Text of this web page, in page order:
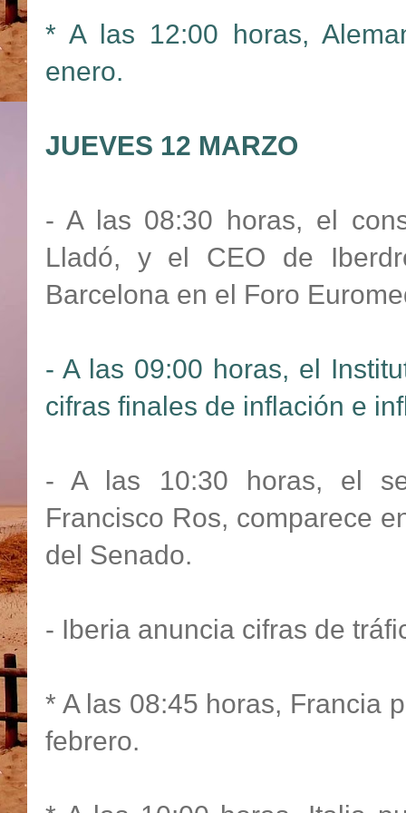
* A las 12:00 horas,
enero.
JUEVES 12 MARZO
- A las 08:30 horas, el
Lladó, y el CEO de
Barcelona en el Foro
- A las 09:00 horas, el
cifras finales de inflación e
- A las 10:30 horas, el
Francisco Ros, comparece
del Senado.
- Iberia anuncia cifras de
* A las 08:45 horas, Francia
febrero.